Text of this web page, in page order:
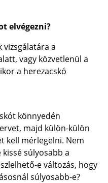
elvégezni?
vizsgálatára a
vagy közvetlenül a
a herezacskó
könnyedén
majd külön-külön
kell mérlegelni. Nem
súlyosabb a
e változás, hogy
súlyosabb-e?